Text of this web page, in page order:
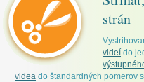
strán
videí do
videa do štandardných pomerov